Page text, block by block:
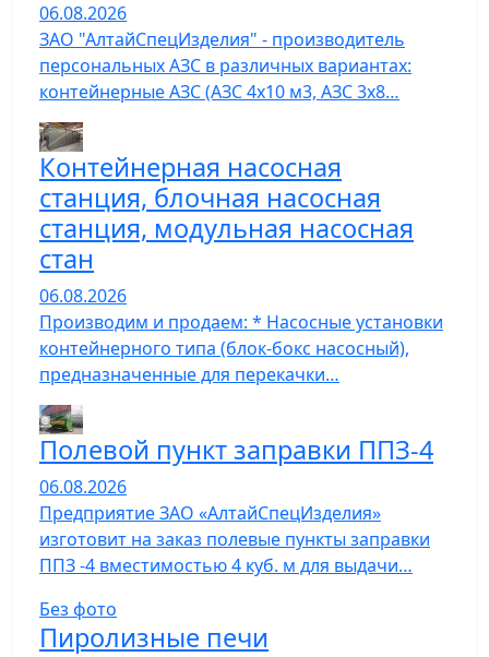
06.08.2026
ЗАО "АлтайСпецИзделия" - производитель
персональных АЗС в различных вариантах:
контейнерные АЗС (АЗС 4х10 м3, АЗС 3х8…
Контейнерная насосная
станция, блочная насосная
станция, модульная насосная
стан
06.08.2026
Производим и продаем: * Насосные установки
контейнерного типа (блок-бокс насосный),
предназначенные для перекачки…
Полевой пункт заправки ППЗ-4
06.08.2026
Предприятие ЗАО «АлтайСпецИзделия»
изготовит на заказ полевые пункты заправки
ППЗ -4 вместимостью 4 куб. м для выдачи…
Без фото
Пиролизные печи